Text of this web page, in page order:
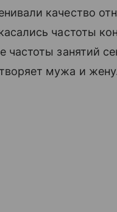
качество
частоты
частоты занятий
мужа и